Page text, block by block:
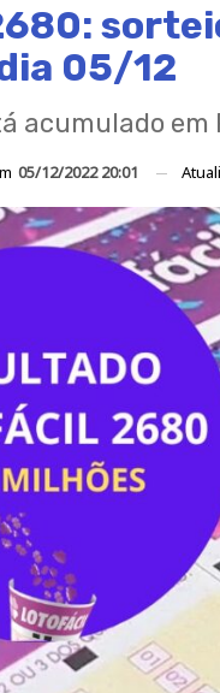
05/12
acumulado em
05/12/2022 20:01